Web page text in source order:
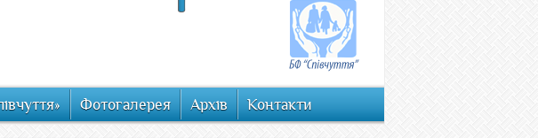
Фотогалерея Архів Контакти